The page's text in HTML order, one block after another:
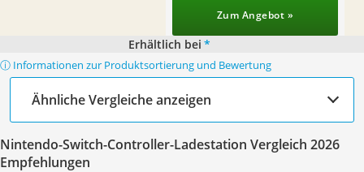
Zum Angebot »
Erhältlich bei *
ⓘ Informationen zur Produktsortierung und Bewertung
Ähnliche Vergleiche anzeigen
Nintendo-Switch-Controller-Ladestation Vergleich 2026
Empfehlungen